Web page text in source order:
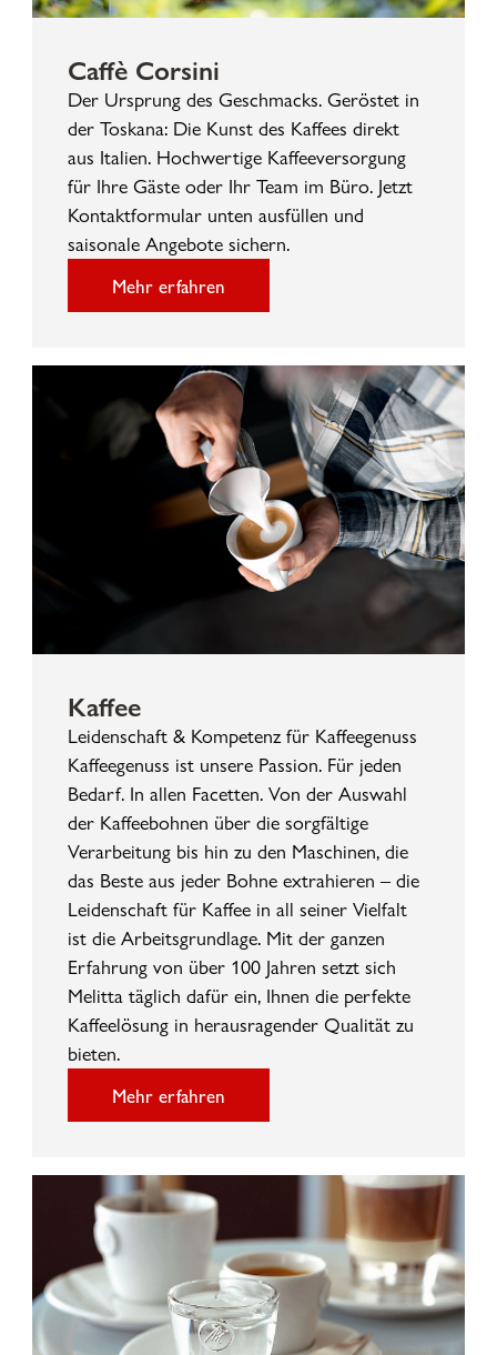
Caffè Corsini
Der Ursprung des Geschmacks. Geröstet in
der Toskana: Die Kunst des Kaffees direkt
aus Italien. Hochwertige Kaffeeversorgung
für Ihre Gäste oder Ihr Team im Büro. Jetzt
Kontaktformular unten ausfüllen und
saisonale Angebote sichern.
Mehr erfahren
Kaffee
Leidenschaft & Kompetenz für Kaffeegenuss
Kaffeegenuss ist unsere Passion. Für jeden
Bedarf. In allen Facetten. Von der Auswahl
der Kaffeebohnen über die sorgfältige
Verarbeitung bis hin zu den Maschinen, die
das Beste aus jeder Bohne extrahieren – die
Leidenschaft für Kaffee in all seiner Vielfalt
ist die Arbeitsgrundlage. Mit der ganzen
Erfahrung von über 100 Jahren setzt sich
Melitta täglich dafür ein, Ihnen die perfekte
Kaffeelösung in herausragender Qualität zu
bieten.
Mehr erfahren